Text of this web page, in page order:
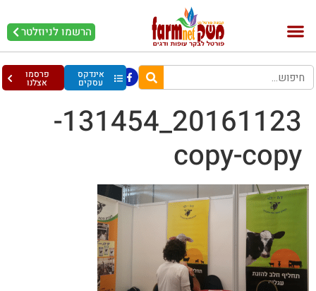
הרשמו לניוזלטר
אינדקס
עסקים
פרסמו
אצלנו
20161123_131454-
copy-copy